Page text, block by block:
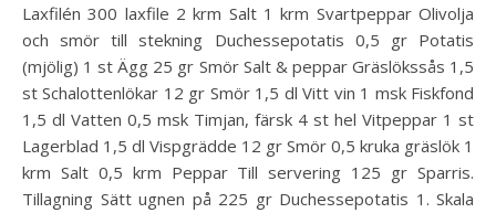
Laxfilén 300 laxfile 2 krm Salt 1 krm Svartpeppar Olivolja
och smör till stekning Duchessepotatis 0,5 gr Potatis
(mjölig) 1 st Ägg 25 gr Smör Salt & peppar Gräslökssås 1,5
st Schalottenlökar 12 gr Smör 1,5 dl Vitt vin 1 msk Fiskfond
1,5 dl Vatten 0,5 msk Timjan, färsk 4 st hel Vitpeppar 1 st
Lagerblad 1,5 dl Vispgrädde 12 gr Smör 0,5 kruka gräslök 1
krm Salt 0,5 krm Peppar Till servering 125 gr Sparris.
Tillagning Sätt ugnen på 225 gr Duchessepotatis 1. Skala